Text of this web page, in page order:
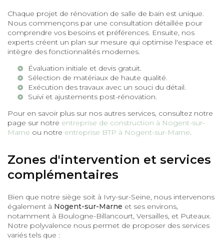
Chaque projet de rénovation de salle de bain est unique.
Nous commençons par une consultation détaillée pour
comprendre vos besoins et préférences. Ensuite, nos
experts créent un plan sur mesure qui optimise l'espace et
intègre des fonctionnalités modernes.
Évaluation initiale et devis gratuit.
Sélection de matériaux de haute qualité.
Exécution des travaux avec un souci du détail.
Suivi et ajustements post-rénovation.
Pour en savoir plus sur nos autres services, consultez notre
page sur notre entreprise de construction à Nogent-sur-
Marne ou notre entreprise BTP à Nogent-sur-Marne.
Zones d'intervention et services
complémentaires
Bien que notre siège soit à Ivry-sur-Seine, nous intervenons
également à Nogent-sur-Marne et ses environs,
notamment à Boulogne-Billancourt, Versailles, et Puteaux.
Notre polyvalence nous permet de proposer des services
variés tels que :